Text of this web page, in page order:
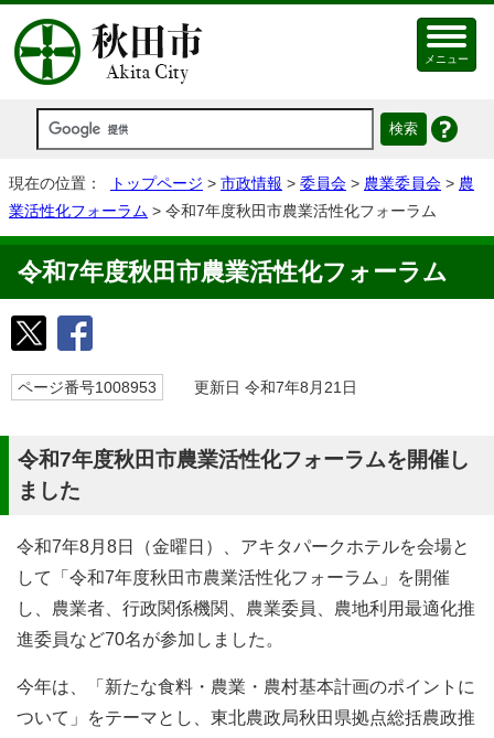
メニュー
現在の位置： トップページ > 市政情報 > 委員会 > 農業委員会 > 農
業活性化フォーラム > 令和7年度秋田市農業活性化フォーラム
令和7年度秋田市農業活性化フォーラム
ページ番号1008953 更新日 令和7年8月21日
令和7年度秋田市農業活性化フォーラムを開催し
ました
令和7年8月8日（金曜日）、アキタパークホテルを会場と
して「令和7年度秋田市農業活性化フォーラム」を開催
し、農業者、行政関係機関、農業委員、農地利用最適化推
進委員など70名が参加しました。
今年は、「新たな食料・農業・農村基本計画のポイントに
ついて」をテーマとし、東北農政局秋田県拠点総括農政推